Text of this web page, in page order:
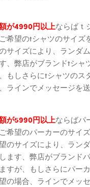
が4990円以上ならばｔ
希望のtシャツのサイズ
サイズにより、ランダ
、弊店がブランドtシャ
もしさらにtシャツのス
ラインでメッセージを
が5990円以上ならばパ
希望のパーカーのサイ
のサイズにより、ラン
ます、弊店がブランド
すが、もしさらにパー
の場合、ラインでメッ